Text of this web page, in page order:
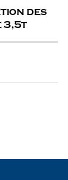
des
3,5t